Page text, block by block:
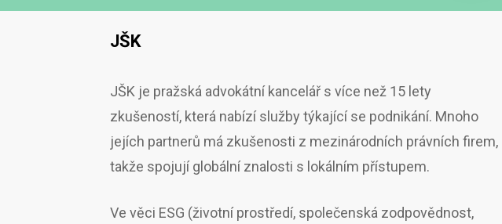
JŠK
JŠK je pražská advokátní kancelář s více než 15 lety
zkušeností, která nabízí služby týkající se podnikání. Mnoho
jejích partnerů má zkušenosti z mezinárodních právních firem,
takže spojují globální znalosti s lokálním přístupem.
Ve věci ESG (životní prostředí, společenská zodpovědnost,